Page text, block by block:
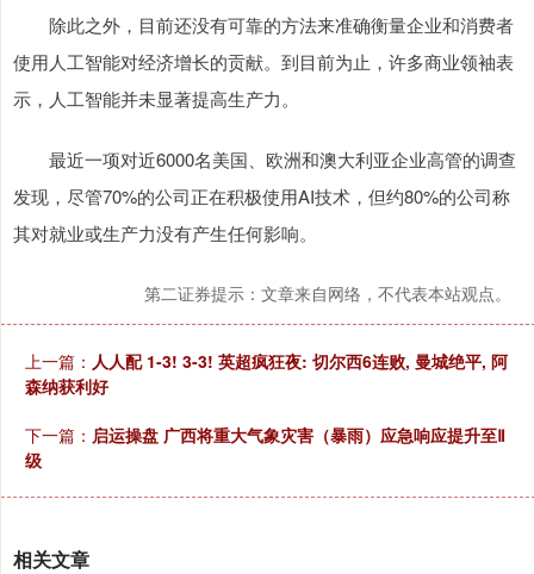
除此之外，目前还没有可靠的方法来准确衡量企业和消费者
使用人工智能对经济增长的贡献。到目前为止，许多商业领袖表
示，人工智能并未显著提高生产力。
最近一项对近6000名美国、欧洲和澳大利亚企业高管的调查
发现，尽管70%的公司正在积极使用AI技术，但约80%的公司称
其对就业或生产力没有产生任何影响。
第二证券提示：文章来自网络，不代表本站观点。
上一篇： 人人配 1-3! 3-3! 英超疯狂夜: 切尔西6连败, 曼城绝平, 阿
森纳获利好
下一篇： 启运操盘 广西将重大气象灾害（暴雨）应急响应提升至Ⅱ
级
相关文章